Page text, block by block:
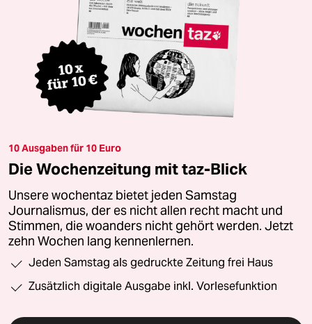
10 Ausgaben für 10 Euro
Die Wochenzeitung mit taz-Blick
Unsere wochentaz bietet jeden Samstag
Journalismus, der es nicht allen recht macht und
Stimmen, die woanders nicht gehört werden. Jetzt
zehn Wochen lang kennenlernen.
Jeden Samstag als gedruckte Zeitung frei Haus
Zusätzlich digitale Ausgabe inkl. Vorlesefunktion